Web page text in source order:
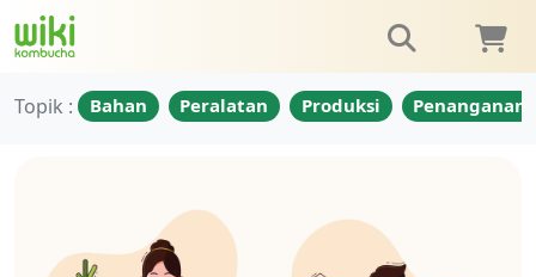
Topik : Bahan Peralatan Produksi Penanganan